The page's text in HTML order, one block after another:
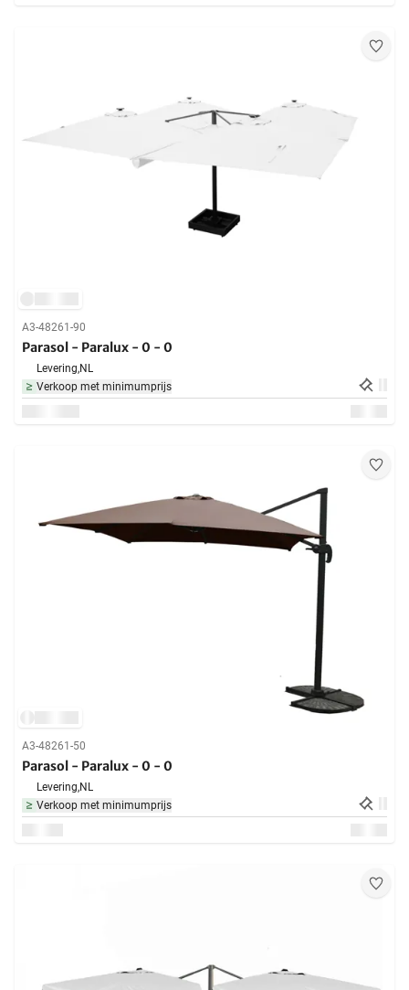
A3-48261-90
Parasol - Paralux - 0 - 0
Levering,NL
Verkoop met minimumprijs
A3-48261-50
Parasol - Paralux - 0 - 0
Levering,NL
Verkoop met minimumprijs